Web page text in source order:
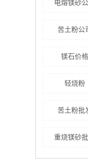
电熔镁砂
苦土粉公
镁石价格
轻烧粉
苦土粉批
重烧镁砂